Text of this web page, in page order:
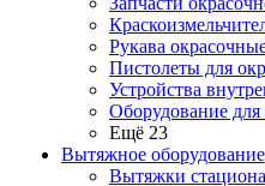
Рукава
Пистолеты для
Устройства
Оборудование
Ещё 23
Вытяжное оборудование
Вытяжки